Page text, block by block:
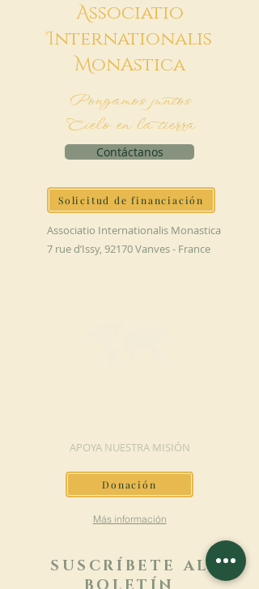
Associatio
Internationalis
MonAstica
Pongamos juntos
Cielo en la tierra
Contáctanos
Solicitud de financiación
Associatio Internationalis Monastica
7 rue d’Issy, 92170 Vanves - France
APOYA NUESTRA MISIÓN
Donación
Más información
SUSCRÍBETE AL